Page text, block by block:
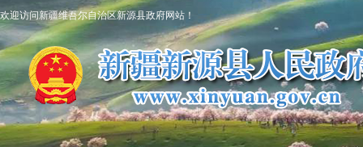
欢迎访问新疆维吾尔自治区新源县政府网站！